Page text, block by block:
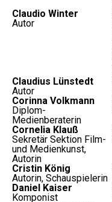
Claudio Winter
Autor
Claudius Lünstedt
Autor
Corinna Volkmann
Diplom-
Medienberaterin
Cornelia Klauß
Sekretär Sektion Film-
und Medienkunst,
Autorin
Cristin König
Autorin, Schauspielerin
Daniel Kaiser
Komponist